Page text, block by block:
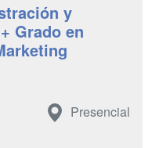
y
Grado en
Presencial